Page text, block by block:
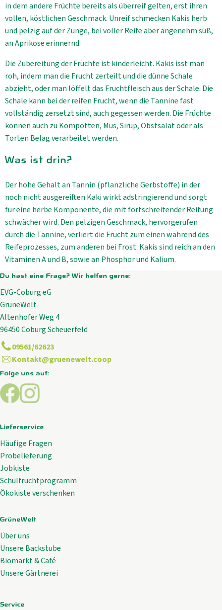
in dem andere Früchte bereits als überreif gelten, erst ihren
vollen, köstlichen Geschmack. Unreif schmecken Kakis herb
und pelzig auf der Zunge, bei voller Reife aber angenehm süß,
an Aprikose erinnernd.
Die Zubereitung der Früchte ist kinderleicht. Kakis isst man
roh, indem man die Frucht zerteilt und die dünne Schale
abzieht, oder man löffelt das Fruchtfleisch aus der Schale. Die
Schale kann bei der reifen Frucht, wenn die Tannine fast
vollständig zersetzt sind, auch gegessen werden. Die Früchte
können auch zu Kompotten, Mus, Sirup, Obstsalat oder als
Torten Belag verarbeitet werden.
Was ist drin?
Der hohe Gehalt an Tannin (pflanzliche Gerbstoffe) in der
noch nicht ausgereiften Kaki wirkt adstringierend und sorgt
für eine herbe Komponente, die mit fortschreitender Reifung
schwächer wird. Den pelzigen Geschmack, hervorgerufen
durch die Tannine, verliert die Frucht zum einen während des
Reifeprozesses, zum anderen bei Frost. Kakis sind reich an den
Vitaminen A und B, sowie an Phosphor und Kalium.
Du hast eine Frage? Wir helfen gerne:
EVG-Coburg eG
GrüneWelt
Altenhofer Weg 4
96450 Coburg Scheuerfeld
09561/62623
Kontakt@gruenewelt.coop
Folge uns auf:
Externer Link zu https://www.facebook.com/
Externer Link zu https://www.instagram.com/
Lieferservice
Häufige Fragen
Probelieferung
Jobkiste
Schulfruchtprogramm
Ökokiste verschenken
GrüneWelt
Über uns
Unsere Backstube
Biomarkt & Café
Unsere Gärtnerei
Service